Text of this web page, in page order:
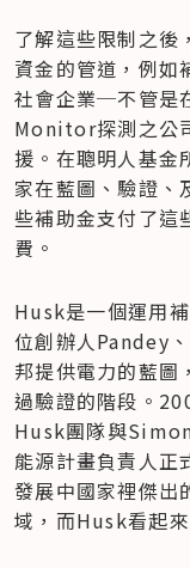
了解這些限制之後
資金的管道，例如
社會企業─不管是
Monitor探測之公
援。在聰明人基金
家在藍圖、驗證、
些補助金支付了這
費。
Husk是一個運用
位創辦人Pandey
邦提供電力的藍圖
過驗證的階段。
Husk團隊與
能源計畫負責人
發展中國家裡傑出
域，而Husk看起